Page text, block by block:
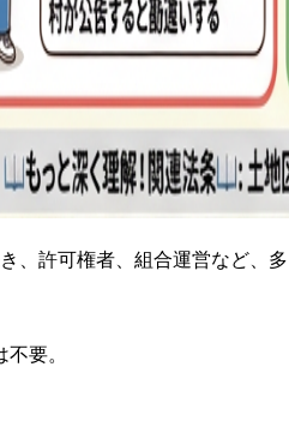
許可権者、組合運営など、
要。